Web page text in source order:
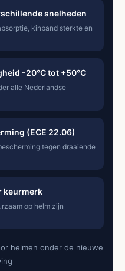
snelheden
kinband sterkte en
-20°C tot +50°C
alle Nederlandse
(ECE 22.06)
tegen draaiende
keurmerk
op helm zijn
helmen onder de nieuwe